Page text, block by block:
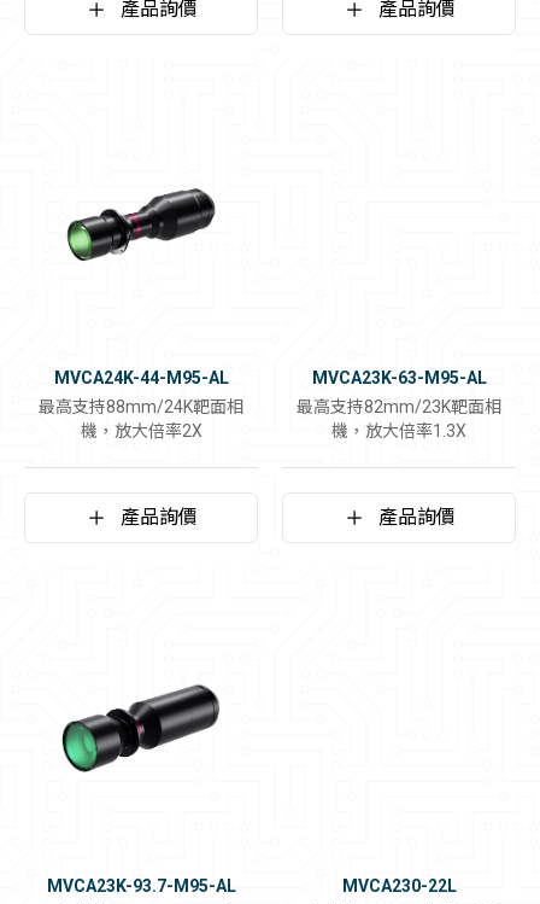
產品詢價 產品詢價
MVCA24K-44-M95-AL
最高支持88mm/24K靶面相
機，放大倍率2X
產品詢價
MVCA23K-63-M95-AL
最高支持82mm/23K靶面相
機，放大倍率1.3X
產品詢價
MVCA23K-93.7-M95-AL
MVCA230-22L